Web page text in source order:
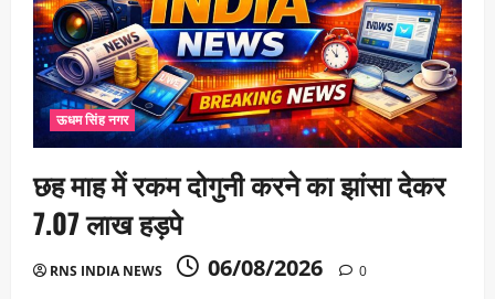
ऊधम सिंह नगर
छह माह में रकम दोगुनी करने का झांसा देकर
7.07 लाख हड़पे
RNS INDIA NEWS 06/08/2026 0